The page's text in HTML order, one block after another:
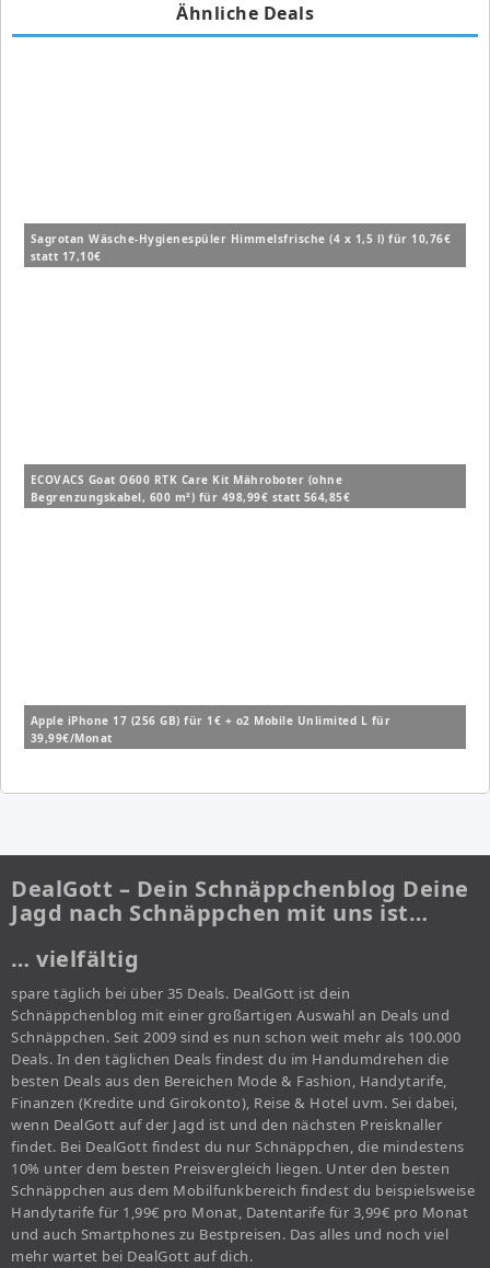
Ähnliche Deals
Sagrotan Wäsche-Hygienespüler Himmelsfrische (4 x 1,5 l) für 10,76€
statt 17,10€
ECOVACS Goat O600 RTK Care Kit Mähroboter (ohne
Begrenzungskabel, 600 m²) für 498,99€ statt 564,85€
Apple iPhone 17 (256 GB) für 1€ + o2 Mobile Unlimited L für
39,99€/Monat
DealGott – Dein Schnäppchenblog Deine
Jagd nach Schnäppchen mit uns ist…
… vielfältig
spare täglich bei über 35 Deals. DealGott ist dein
Schnäppchenblog mit einer großartigen Auswahl an Deals und
Schnäppchen. Seit 2009 sind es nun schon weit mehr als 100.000
Deals. In den täglichen Deals findest du im Handumdrehen die
besten Deals aus den Bereichen Mode & Fashion, Handytarife,
Finanzen (Kredite und Girokonto), Reise & Hotel uvm. Sei dabei,
wenn DealGott auf der Jagd ist und den nächsten Preisknaller
findet. Bei DealGott findest du nur Schnäppchen, die mindestens
10% unter dem besten Preisvergleich liegen. Unter den besten
Schnäppchen aus dem Mobilfunkbereich findest du beispielsweise
Handytarife für 1,99€ pro Monat, Datentarife für 3,99€ pro Monat
und auch Smartphones zu Bestpreisen. Das alles und noch viel
mehr wartet bei DealGott auf dich.